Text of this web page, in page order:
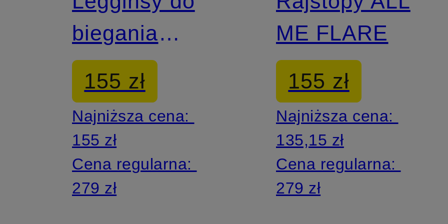
biegania
ADI365
155 zł
Najniższa cena:
155 zł
Cena regularna:
279 zł
ME FLARE
155 zł
Najniższa cena:
135,15 zł
Cena regularna:
279 zł